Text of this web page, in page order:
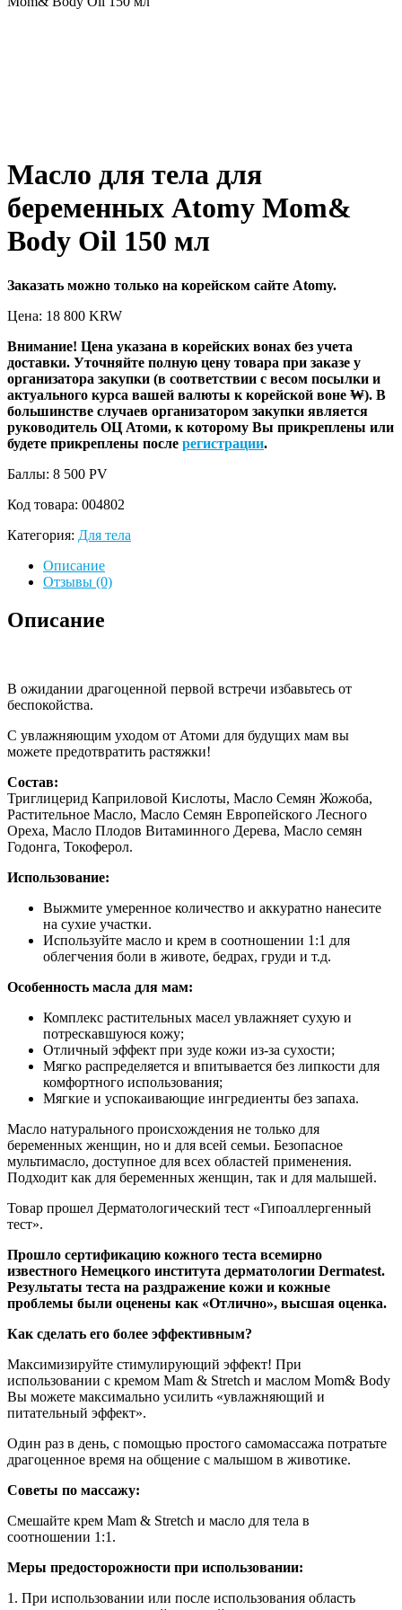
Масло для тела для
беременных Atomy Mom&
Body Oil 150 мл
Заказать можно только на корейском сайте Atomy.
Цена: 18 800 KRW
Внимание! Цена указана в корейских вонах без учета
доставки. Уточняйте полную цену товара при заказе у
организатора закупки (в соответствии с весом посылки и
актуального курса вашей валюты к корейской воне ₩). В
большинстве случаев организатором закупки является
руководитель ОЦ Атоми, к которому Вы прикреплены или
будете прикреплены после регистрации.
Баллы: 8 500 PV
Код товара: 004802
Категория: Для тела
Описание
Отзывы (0)
Описание
В ожидании драгоценной первой встречи избавьтесь от
беспокойства.
С увлажняющим уходом от Атоми для будущих мам вы
можете предотвратить растяжки!
Состав:
Триглицерид Каприловой Кислоты, Масло Семян Жожоба,
Растительное Масло, Масло Семян Европейского Лесного
Ореха, Масло Плодов Витаминного Дерева, Масло семян
Годонга, Токоферол.
Использование:
Выжмите умеренное количество и аккуратно нанесите
на сухие участки.
Используйте масло и крем в соотношении 1:1 для
облегчения боли в животе, бедрах, груди и т.д.
Особенность масла для мам:
Комплекс растительных масел увлажняет сухую и
потрескавшуюся кожу;
Отличный эффект при зуде кожи из-за сухости;
Мягко распределяется и впитывается без липкости для
комфортного использования;
Мягкие и успокаивающие ингредиенты без запаха.
Масло натурального происхождения не только для
беременных женщин, но и для всей семьи. Безопасное
мультимасло, доступное для всех областей применения.
Подходит как для беременных женщин, так и для малышей.
Товар прошел Дерматологический тест «Гипоаллергенный
тест».
Прошло сертификацию кожного теста всемирно
известного Немецкого института дерматологии Dermatest.
Результаты теста на раздражение кожи и кожные
проблемы были оценены как «Отлично», высшая оценка.
Как сделать его более эффективным?
Максимизируйте стимулирующий эффект! При
использовании с кремом Mam & Stretch и маслом Mom& Body
Вы можете максимально усилить «увлажняющий и
питательный эффект».
Один раз в день, с помощью простого самомассажа потратьте
драгоценное время на общение с малышом в животике.
Советы по массажу:
Смешайте крем Mam & Stretch и масло для тела в
соотношении 1:1.
Меры предосторожности при использовании:
1. При использовании или после использования область